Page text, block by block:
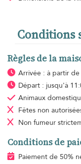
Conditions
Règles de la
Arrivée : à partir
Départ : jusqu'à
Animaux
Fêtes non
Non fumeur
Conditions de
Paiement de 50%